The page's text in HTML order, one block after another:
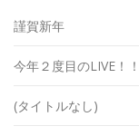
謹賀新年
今年２度目のLIVE！！
(タイトルなし)